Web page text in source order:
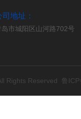
司地址：
岛市城阳区山河路702号
Rights Reserved 鲁